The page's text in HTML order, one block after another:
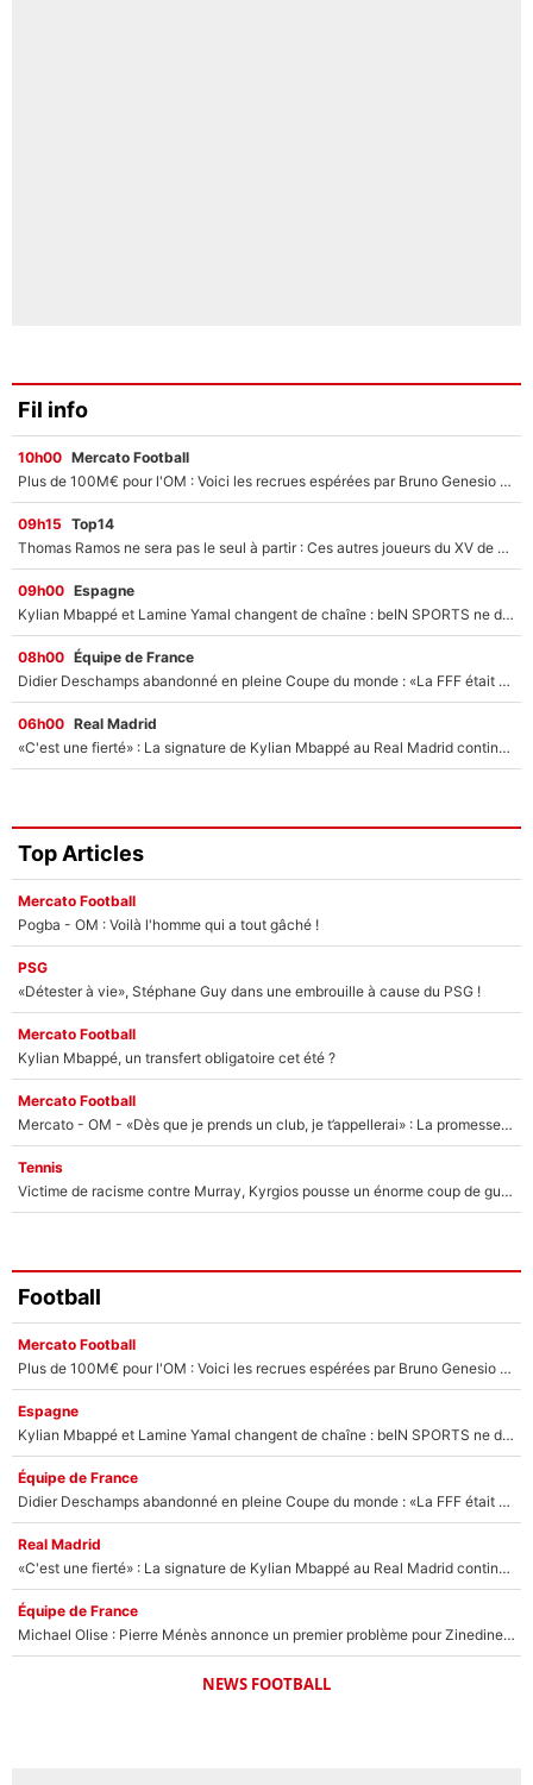
Fil info
10h00 Mercato Football
Plus de 100M€ pour l'OM : Voici les recrues espérées par Bruno Genesio et Grégory Lorenzi après l’opération dégraissage
09h15 Top14
Thomas Ramos ne sera pas le seul à partir : Ces autres joueurs du XV de France pourraient aussi quitter le Stade Toulousain, un club de Top 14 est déjà sur les rangs
09h00 Espagne
Kylian Mbappé et Lamine Yamal changent de chaîne : beIN SPORTS ne digère pas cette décision historique et prédit un fiasco pour la Liga
08h00 Équipe de France
Didier Deschamps abandonné en pleine Coupe du monde : «La FFF était déjà passée à Zinedine Zidane»
06h00 Real Madrid
«C'est une fierté» : La signature de Kylian Mbappé au Real Madrid continue de régaler l'Espagne
Top Articles
Mercato Football
Pogba - OM : Voilà l'homme qui a tout gâché !
PSG
«Détester à vie», Stéphane Guy dans une embrouille à cause du PSG !
Mercato Football
Kylian Mbappé, un transfert obligatoire cet été ?
Mercato Football
Mercato - OM - «Dès que je prends un club, je t’appellerai» : La promesse de Marcelino au moment de claquer la porte
Tennis
Victime de racisme contre Murray, Kyrgios pousse un énorme coup de gueule !
Football
Mercato Football
Plus de 100M€ pour l'OM : Voici les recrues espérées par Bruno Genesio et Grégory Lorenzi après l’opération dégraissage
Espagne
Kylian Mbappé et Lamine Yamal changent de chaîne : beIN SPORTS ne digère pas cette décision historique et prédit un fiasco pour la Liga
Équipe de France
Didier Deschamps abandonné en pleine Coupe du monde : «La FFF était déjà passée à Zinedine Zidane»
Real Madrid
«C'est une fierté» : La signature de Kylian Mbappé au Real Madrid continue de régaler l'Espagne
Équipe de France
Michael Olise : Pierre Ménès annonce un premier problème pour Zinedine Zidane en équipe de France
NEWS FOOTBALL